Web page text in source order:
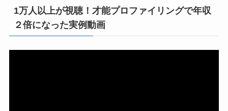
1万人以上が視聴！才能プロファイリングで年収
２倍になった実例動画